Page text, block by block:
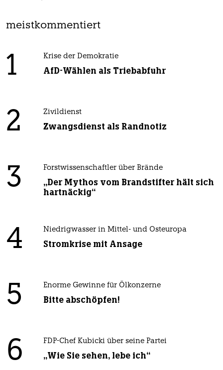
meistkommentiert
1 Krise der Demokratie
AfD-Wählen als Triebabfuhr
2 Zivildienst
Zwangsdienst als Randnotiz
3 Forstwissenschaftler über Brände
„Der Mythos vom Brandstifter hält sich
hartnäckig“
4 Niedrigwasser in Mittel- und Osteuropa
Stromkrise mit Ansage
5 Enorme Gewinne für Ölkonzerne
Bitte abschöpfen!
6 FDP-Chef Kubicki über seine Partei
„Wie Sie sehen, lebe ich“